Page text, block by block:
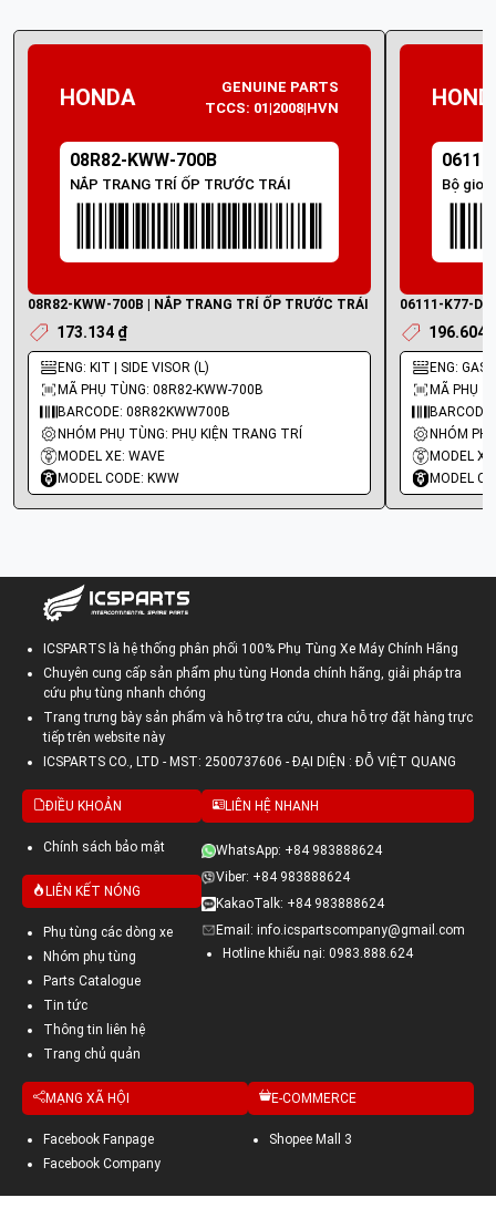
HONDA
GENUINE PARTS
TCCS: 01|2008|HVN
08R82-KWW-700B
NẮP TRANG TRÍ ỐP TRƯỚC TRÁI
08R82-KWW-700B | NẮP TRANG TRÍ ỐP TRƯỚC TRÁI
173.134 ₫
ENG: KIT | SIDE VISOR (L)
MÃ PHỤ TÙNG: 08R82-KWW-700B
BARCODE: 08R82KWW700B
NHÓM PHỤ TÙNG: PHỤ KIỆN TRANG TRÍ
MODEL XE: WAVE
MODEL CODE: KWW
Bộ
06111-K77-
196.604
ENG:
MÃ PHỤ
MODEL
MODEL
ICSPARTS là hệ thống phân phối 100% Phụ Tùng Xe Máy Chính Hãng
Chuyên cung cấp sản phẩm phụ tùng Honda chính hãng, giải pháp tra
cứu phụ tùng nhanh chóng
Trang trưng bày sản phẩm và hỗ trợ tra cứu, chưa hỗ trợ đặt hàng trực
tiếp trên website này
ICSPARTS CO., LTD - MST: 2500737606 - ĐẠI DIỆN : ĐỖ VIỆT QUANG
ĐIỀU KHOẢN
Chính sách bảo mật
LIÊN KẾT NÓNG
Phụ tùng các dòng xe
Nhóm phụ tùng
Parts Catalogue
Tin tức
Thông tin liên hệ
Trang chủ quản
LIÊN HỆ NHANH
WhatsApp: +84 983888624
Viber: +84 983888624
KakaoTalk: +84 983888624
Email: info.icspartscompany@gmail.com
Hotline khiếu nại: 0983.888.624
MẠNG XÃ HỘI
Facebook Fanpage
Facebook Company
E-COMMERCE
Shopee Mall 3